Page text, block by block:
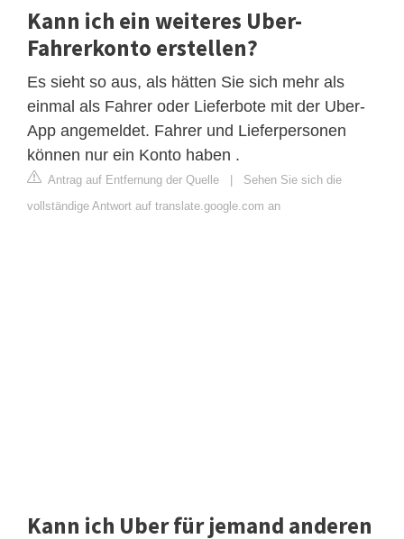
Kann ich ein weiteres Uber-
Fahrerkonto erstellen?
Es sieht so aus, als hätten Sie sich mehr als
einmal als Fahrer oder Lieferbote mit der Uber-
App angemeldet. Fahrer und Lieferpersonen
können nur ein Konto haben .
Antrag auf Entfernung der Quelle | Sehen Sie sich die
vollständige Antwort auf translate.google.com an
Kann ich Uber für jemand anderen